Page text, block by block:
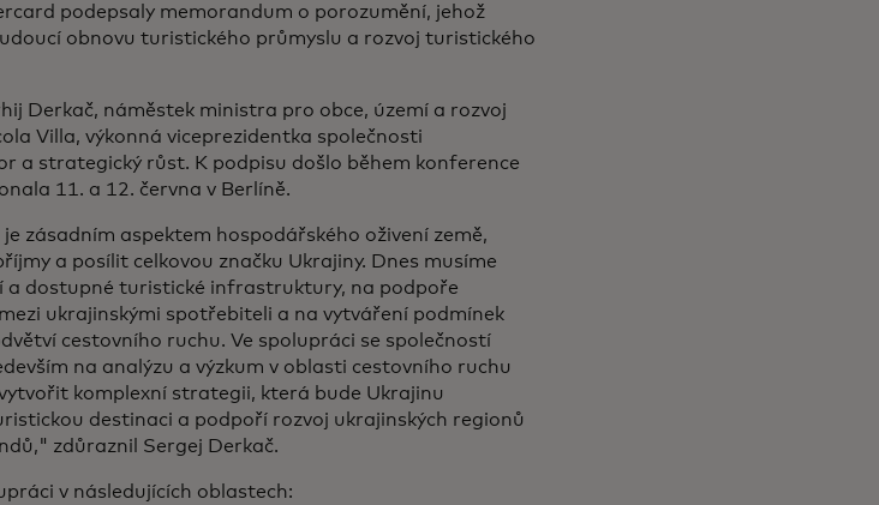
podepsaly memorandum o porozumění, jehož
obnovu turistického průmyslu a rozvoj turistického
Derkač, náměstek ministra pro obce, území a rozvoj
Villa, výkonná viceprezidentka společnosti
a strategický růst. K podpisu došlo během konference
11. a 12. června v Berlíně.
zásadním aspektem hospodářského oživení země,
a posílit celkovou značku Ukrajiny. Dnes musíme
a dostupné turistické infrastruktury, na podpoře
ukrajinskými spotřebiteli a na vytváření podmínek
cestovního ruchu. Ve spolupráci se společností
na analýzu a výzkum v oblasti cestovního ruchu
komplexní strategii, která bude Ukrajinu
destinaci a podpoří rozvoj ukrajinských regionů
zdůraznil Sergej Derkač.
v následujících oblastech: